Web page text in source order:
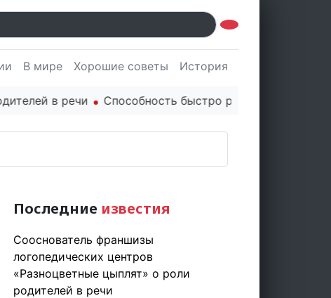
В мире Хорошие советы История
в речи Способность быстро реагировать через PR
Последние известия
Сооснователь франшизы
логопедических центров
«Разноцветные цыплят» о роли
родителей в речи